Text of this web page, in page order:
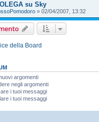
su Sky
» 02/04/2007, 13:32
della Board
argomenti
negli argomenti
i tuoi messaggi
i tuoi messaggi